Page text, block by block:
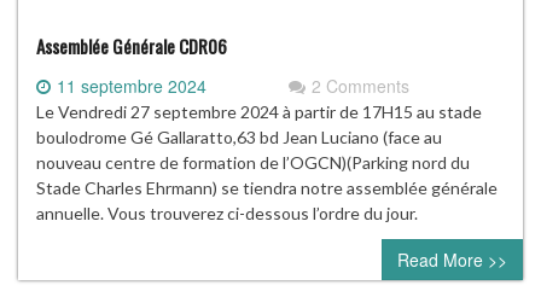
Assemblée Générale CDR06
11 septembre 2024 2 Comments
Le Vendredi 27 septembre 2024 à partir de 17H15 au stade
boulodrome Gé Gallaratto,63 bd Jean Luciano (face au
nouveau centre de formation de l’OGCN)(Parking nord du
Stade Charles Ehrmann) se tiendra notre assemblée générale
annuelle. Vous trouverez ci-dessous l’ordre du jour.
Read More >>